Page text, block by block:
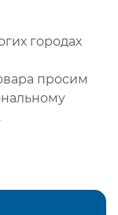
городах
просим